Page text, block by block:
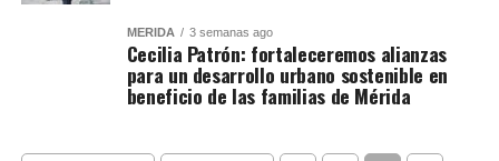
MÉRIDA 3 semanas ago
Cecilia Patrón: fortaleceremos alianzas
para un desarrollo urbano sostenible en
beneficio de las familias de Mérida